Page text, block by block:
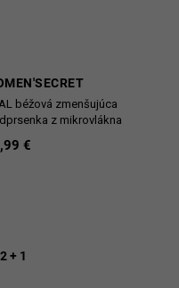
béžová zmenšujúca
z mikrovlákna
€
2 + 1